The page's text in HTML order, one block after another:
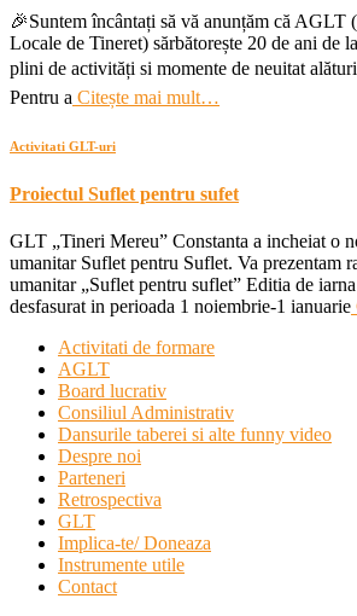
🎉Suntem încântați să vă anunțăm că
Locale de Tineret) sărbătorește 20 de ani de
plini de activități si momente de neuitat
Pentru a Citește mai mult…
Activitati GLT-uri
Proiectul Suflet pentru sufet
GLT „Tineri Mereu” Constanta a incheiat o
umanitar Suflet pentru Suflet. Va prezentam
umanitar „Suflet pentru suflet” Editia de
desfasurat in perioada 1 noiembrie-1 ianuarie
Activitati de formare
AGLT
Board lucrativ
Consiliul Administrativ
Dansurile taberei si alte funny video
Despre noi
Parteneri
Retrospectiva
GLT
Implica-te/ Doneaza
Instrumente utile
Contact